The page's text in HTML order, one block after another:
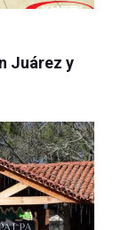
Juárez y